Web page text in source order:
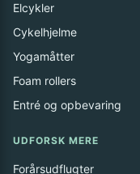
Elcykler
Cykelhjelme
Yogamåtter
Foam rollers
Entré og opbevaring
UDFORSK MERE
Forårsudflugter